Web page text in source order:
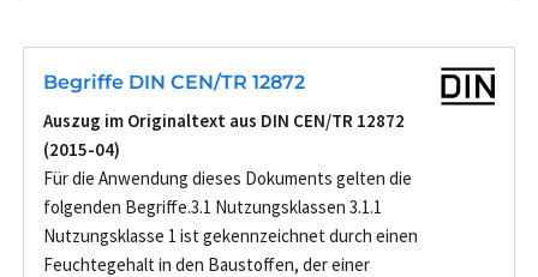
Begriffe DIN CEN/TR 12872
Auszug im Originaltext aus DIN CEN/TR 12872
(2015-04)
Für die Anwendung dieses Dokuments gelten die
folgenden Begriffe.3.1 Nutzungsklassen 3.1.1
Nutzungsklasse 1 ist gekennzeichnet durch einen
Feuchtegehalt in den Baustoffen, der einer